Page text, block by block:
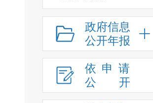
政府信息
公开年报
依申请
公
开